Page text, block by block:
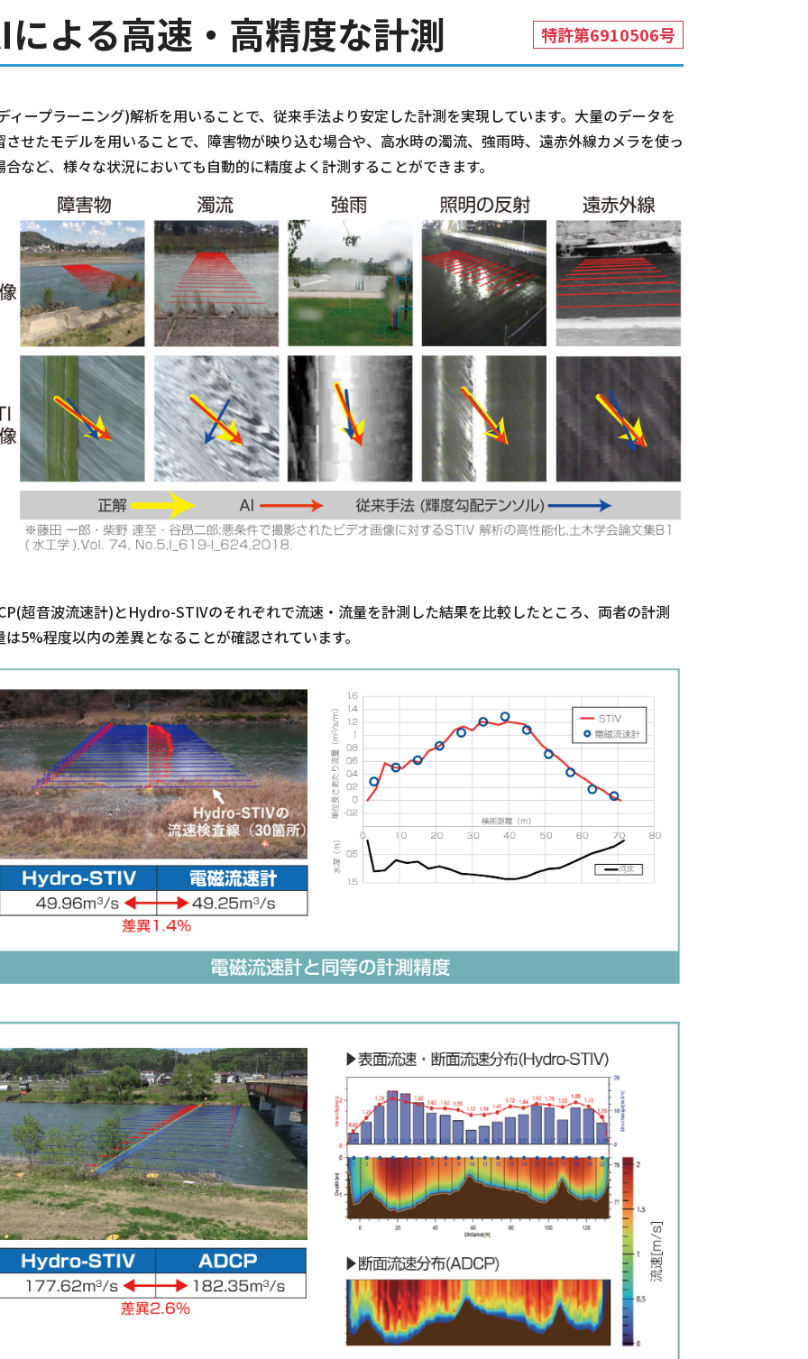
による高速・高精度な計測 特許第6910506号
ィープラーニング)解析を用いることで、従来手法より安定した計測を実現しています。大量のデータを
させたモデルを用いることで、障害物が映り込む場合や、高水時の濁流、強雨時、遠赤外線カメラを使っ
合など、様々な状況においても自動的に精度よく計測することができます。
超音波流速計)とHydro-STIVのそれぞれで流速・流量を計測した結果を比較したところ、両者の計測
は5%程度以内の差異となることが確認されています。